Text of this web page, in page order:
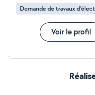
Demande de travaux
Voir le profil